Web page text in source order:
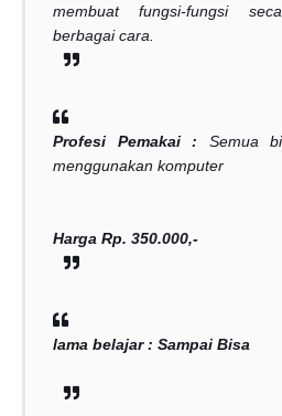
membuat fungsi-fungsi
berbagai cara.
Profesi Pemakai : Semua
menggunakan komputer
Harga Rp. 350.000,-
lama belajar : Sampai Bisa